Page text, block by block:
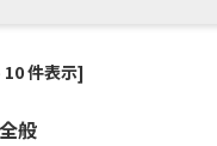
件表示]
般